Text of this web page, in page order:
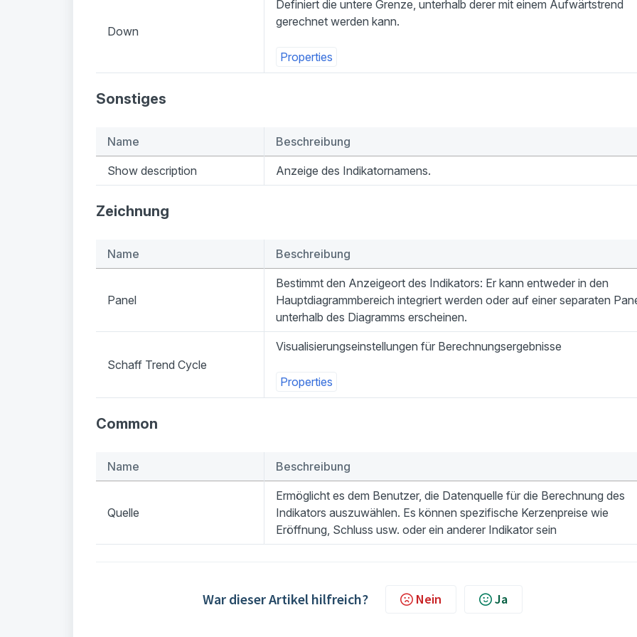
Down
Definiert die untere Grenze, unterhalb derer mit einem Aufwärtstrend
gerechnet werden kann.
Properties
Sonstiges
Name Beschreibung
Show description Anzeige des Indikatornamens.
Zeichnung
Name Beschreibung
Panel
Bestimmt den Anzeigeort des Indikators: Er kann entweder in den
Hauptdiagrammbereich integriert werden oder auf einer separaten
unterhalb des Diagramms erscheinen.
Schaff Trend Cycle
Visualisierungseinstellungen für Berechnungsergebnisse
Properties
Common
Name Beschreibung
Quelle
Ermöglicht es dem Benutzer, die Datenquelle für die Berechnung des
Indikators auszuwählen. Es können spezifische Kerzenpreise wie
Eröffnung, Schluss usw. oder ein anderer Indikator sein
War dieser Artikel hilfreich? Nein Ja